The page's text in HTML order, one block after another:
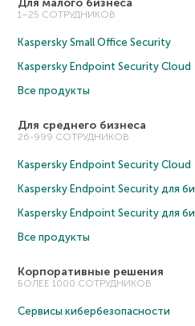
Для малого бизнеса
1–25 СОТРУДНИКОВ
Kaspersky Small Office Security
Kaspersky Endpoint Security Cloud
Все продукты
Для среднего бизнеса
26-999 СОТРУДНИКОВ
Kaspersky Endpoint Security Cloud
Kaspersky Endpoint Security для
Kaspersky Endpoint Security для
Все продукты
Корпоративные решения
БОЛЕЕ 1000 СОТРУДНИКОВ
Сервисы кибербезопасности